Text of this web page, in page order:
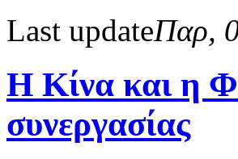
Last updateΠαρ,
Η Κίνα και η
συνεργασίας